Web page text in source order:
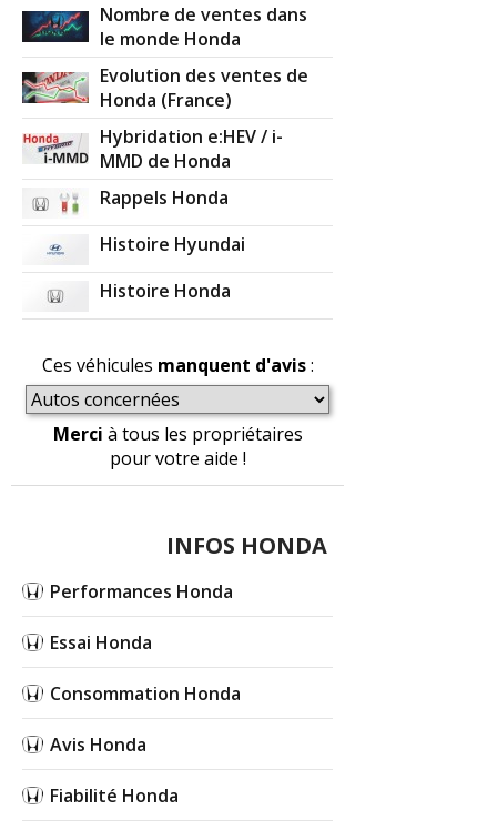
Nombre de ventes dans
le monde Honda
Evolution des ventes de
Honda (France)
Hybridation e:HEV / i-
MMD de Honda
Rappels Honda
Histoire Hyundai
Histoire Honda
Ces véhicules manquent d'avis:
Merci à tous les propriétaires
pour votre aide !
INFOS HONDA
Performances Honda
Essai Honda
Consommation Honda
Avis Honda
Fiabilité Honda